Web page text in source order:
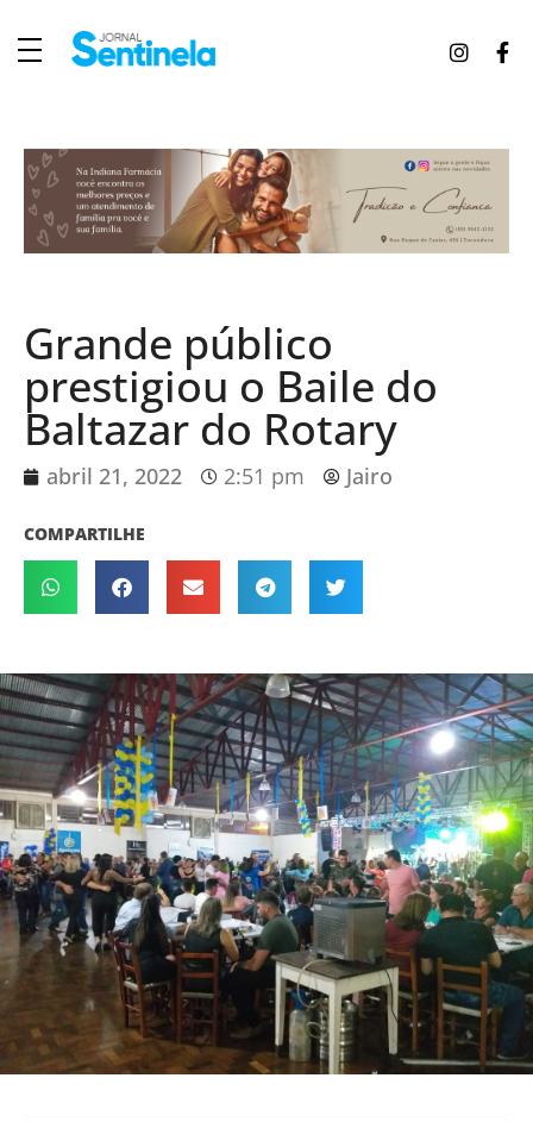
Grande público
prestigiou o Baile do
Baltazar do Rotary
abril 21, 2022 2:51 pm Jairo
COMPARTILHE